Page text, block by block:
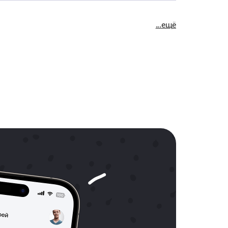
на лучший результат!
ещё